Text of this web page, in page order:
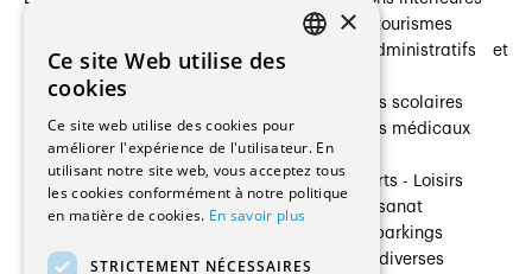
Architectes paysagistes
Architectes d'intérieur
Entreprises générales
Ingénieurs et mandataires
Fabricants / Fournisseurs
Régies immobilières
Hôtelleries et tourismes
Bâtiments administratifs et
Établissements scolaires
Établissements médicaux
Villas
Cultures - Sports - Loisirs
Industrie - Artisanat
Transports et parkings
Constructions diverses
×
Ce site Web utilise des
cookies
Ce site web utilise des cookies pour
améliorer l'expérience de l'utilisateur. En
utilisant notre site web, vous acceptez tous
les cookies conformément à notre politique
en matière de cookies. En savoir plus
STRICTEMENT NÉCESSAIRES